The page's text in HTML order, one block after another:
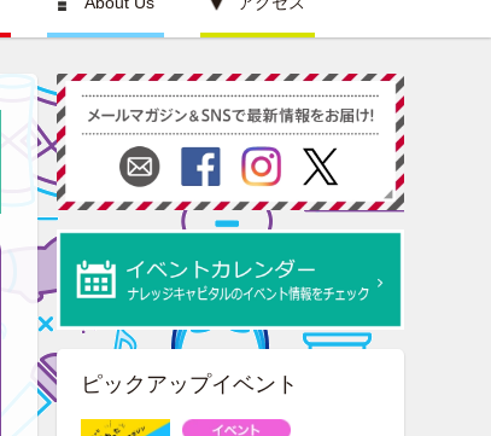
ピックアップイベント